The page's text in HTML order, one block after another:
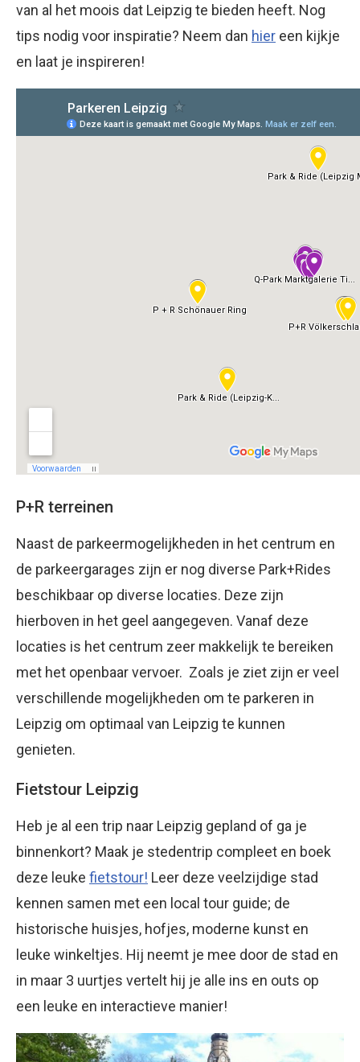
van al het moois dat Leipzig te bieden heeft. Nog
tips nodig voor inspiratie? Neem dan hier een kijkje
en laat je inspireren!
P+R terreinen
Naast de parkeermogelijkheden in het centrum en
de parkeergarages zijn er nog diverse Park+Rides
beschikbaar op diverse locaties. Deze zijn
hierboven in het geel aangegeven. Vanaf deze
locaties is het centrum zeer makkelijk te bereiken
met het openbaar vervoer. Zoals je ziet zijn er veel
verschillende mogelijkheden om te parkeren in
Leipzig om optimaal van Leipzig te kunnen
genieten.
Fietstour Leipzig
Heb je al een trip naar Leipzig gepland of ga je
binnenkort? Maak je stedentrip compleet en boek
deze leuke fietstour! Leer deze veelzijdige stad
kennen samen met een local tour guide; de
historische huisjes, hofjes, moderne kunst en
leuke winkeltjes. Hij neemt je mee door de stad en
in maar 3 uurtjes vertelt hij je alle ins en outs op
een leuke en interactieve manier!